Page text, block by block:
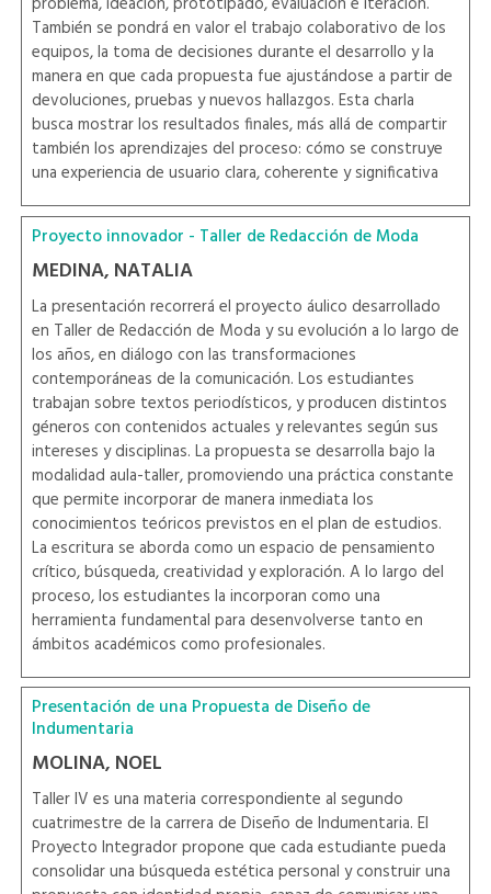
También se pondrá en valor el trabajo colaborativo de los
equipos, la toma de decisiones durante el desarrollo y la
manera en que cada propuesta fue ajustándose a partir de
devoluciones, pruebas y nuevos hallazgos. Esta charla
busca mostrar los resultados finales, más allá de compartir
también los aprendizajes del proceso: cómo se construye
una experiencia de usuario clara, coherente y significativa
Proyecto innovador - Taller de Redacción de Moda
MEDINA, NATALIA
La presentación recorrerá el proyecto áulico desarrollado
en Taller de Redacción de Moda y su evolución a lo largo de
los años, en diálogo con las transformaciones
contemporáneas de la comunicación. Los estudiantes
trabajan sobre textos periodísticos, y producen distintos
géneros con contenidos actuales y relevantes según sus
intereses y disciplinas. La propuesta se desarrolla bajo la
modalidad aula-taller, promoviendo una práctica constante
que permite incorporar de manera inmediata los
conocimientos teóricos previstos en el plan de estudios.
La escritura se aborda como un espacio de pensamiento
crítico, búsqueda, creatividad y exploración. A lo largo del
proceso, los estudiantes la incorporan como una
herramienta fundamental para desenvolverse tanto en
ámbitos académicos como profesionales.
Presentación de una Propuesta de Diseño de
Indumentaria
MOLINA, NOEL
Taller IV es una materia correspondiente al segundo
cuatrimestre de la carrera de Diseño de Indumentaria. El
Proyecto Integrador propone que cada estudiante pueda
consolidar una búsqueda estética personal y construir una